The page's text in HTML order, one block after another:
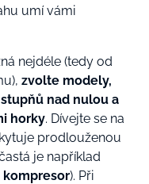
umí vámi
nejdéle (tedy od
zvolte modely,
nad nulou a
horky. Dívejte se na
prodlouženou
je například
kompresor). Při